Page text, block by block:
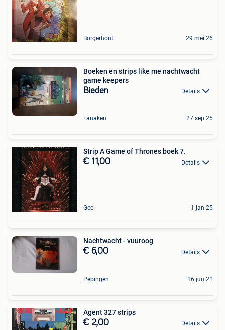
Borgerhout 29 mei 26
Boeken en strips like me nachtwacht
game keepers
Bieden Details
Lanaken 27 sep 25
Strip A Game of Thrones boek 7.
€ 11,00 Details
Geel 1 jan 25
Nachtwacht - vuuroog
€ 6,00 Details
Pepingen 16 jun 21
Agent 327 strips
€ 2,00 Details